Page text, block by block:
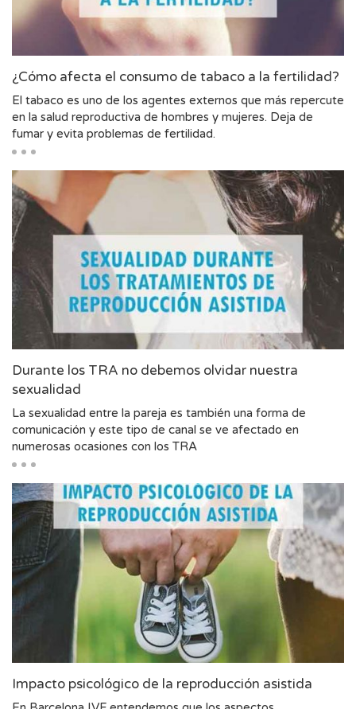
¿Cómo afecta el consumo de tabaco a la fertilidad?
El tabaco es uno de los agentes externos que más repercute
en la salud reproductiva de hombres y mujeres. Deja de
fumar y evita problemas de fertilidad.
Durante los TRA no debemos olvidar nuestra
sexualidad
La sexualidad entre la pareja es también una forma de
comunicación y este tipo de canal se ve afectado en
numerosas ocasiones con los TRA
Impacto psicológico de la reproducción asistida